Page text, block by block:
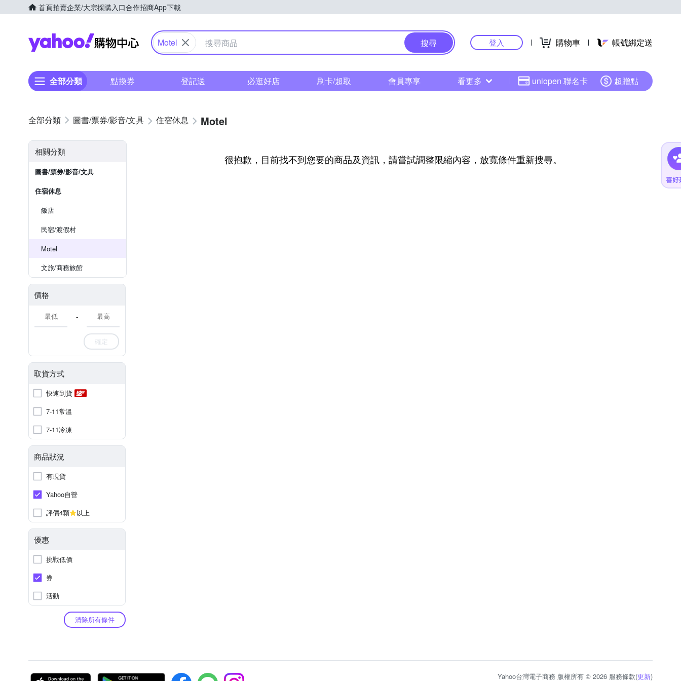
首頁拍賣企業/大宗採購入口合作招商App下載
Yahoo購物中心
Motel 搜尋 登入 購物車 帳號綁定送
全部分類 點換券 登記送 必逛好店 刷卡/超取 會員專享 看更多 uniopen 聯名卡 超贈點
圖書/票券/影音/文具 住宿休息 Motel
相關分類
圖書/票券/影音/文具
住宿休息
飯店
民宿/渡假村
Motel
文旅/商務旅館
價格
-
確定
取貨方式
快速到貨
7-11常溫
7-11冷凍
商品狀況
有現貨
Yahoo自營
評價4顆
以上
優惠
挑戰低價
券
活動
清除所有條件
很抱歉，目前找不到您要的商品及資訊，請嘗試調整限縮內容，放寬條件重新搜尋。
Yahoo台灣電子商務 版權所有 © 2026 服務條款(更新)